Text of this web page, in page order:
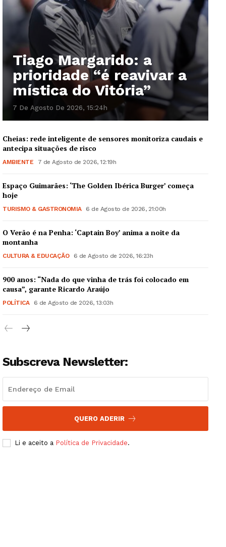
Institucional
Artigos
Edição Digital
Europa
Grande Entrevista
Publicidade
Tiago Margarido: a
prioridade “é reavivar a
mística do Vitória”
7 De Agosto De 2026, 15:24h
Cheias: rede inteligente de sensores monitoriza caudais e
antecipa situações de risco
AMBIENTE 7 de Agosto de 2026, 12:19h
Espaço Guimarães: ‘The Golden Ibérica Burger’ começa
hoje
TURISMO & GASTRONOMIA 6 de Agosto de 2026, 21:00h
O Verão é na Penha: ‘Captain Boy’ anima a noite da
montanha
CULTURA & EDUCAÇÃO 6 de Agosto de 2026, 16:23h
900 anos: “Nada do que vinha de trás foi colocado em
causa”, garante Ricardo Araújo
POLÍTICA 6 de Agosto de 2026, 13:03h
Subscreva Newsletter:
QUERO ADERIR
Li e aceito a Política de Privacidade.